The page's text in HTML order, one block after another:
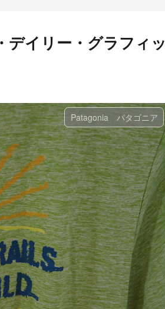
デイリー・グラフィッ
Patagonia パタゴニア